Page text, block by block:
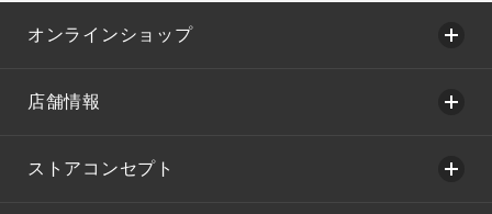
オンラインショップ
店舗情報
ストアコンセプト